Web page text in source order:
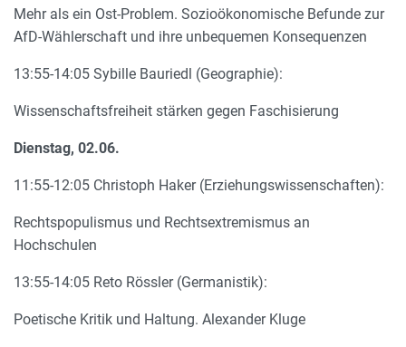
Mehr als ein Ost-Problem. Sozioökonomische Befunde zur
AfD-Wählerschaft und ihre unbequemen Konsequenzen
13:55-14:05 Sybille Bauriedl (Geographie):
Wissenschaftsfreiheit stärken gegen Faschisierung
Dienstag, 02.06.
11:55-12:05 Christoph Haker (Erziehungswissenschaften):
Rechtspopulismus und Rechtsextremismus an
Hochschulen
13:55-14:05 Reto Rössler (Germanistik):
Poetische Kritik und Haltung. Alexander Kluge